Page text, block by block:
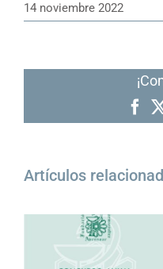
14 noviembre 2022
Artículos